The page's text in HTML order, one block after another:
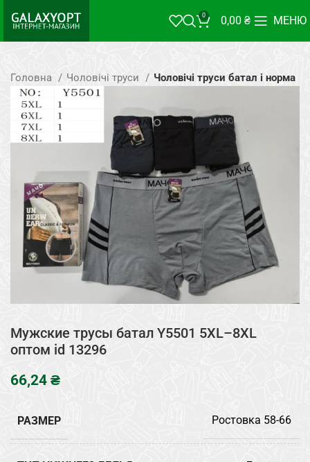
0 0,00 ₴ МЕНЮ
Головна Чоловічі труси Чоловічі труси батал і норма
Мужские трусы батал Y5501 5XL–8XL
оптом id 13296
₴
РАЗМЕР Ростовка 58-66